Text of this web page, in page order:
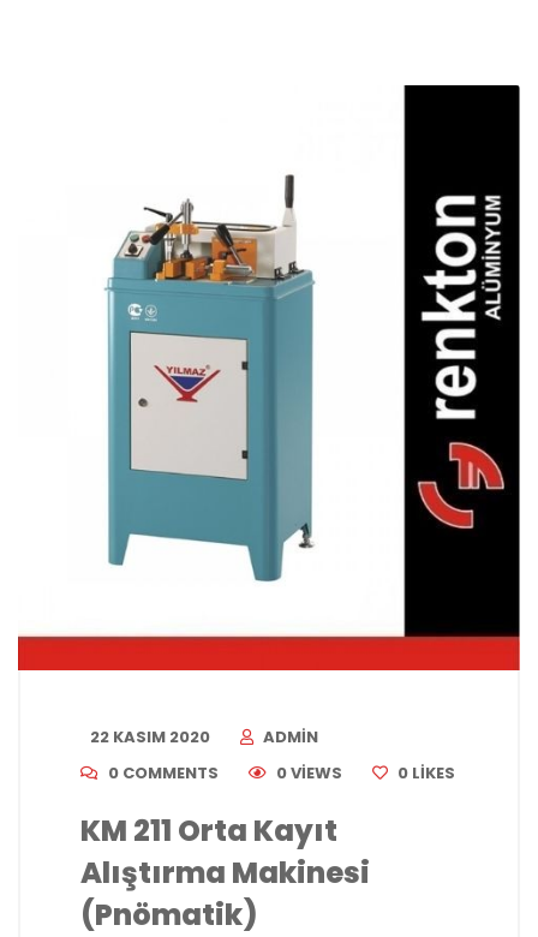
22 KASIM 2020
ADMIN
0 COMMENTS
0 VIEWS 0 LIKES
KM 211 Orta Kayıt
Alıştırma Makinesi
(Pnömatik)